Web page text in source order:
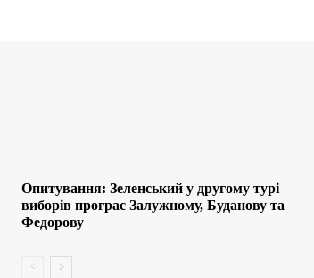
Опитування: Зеленський у другому турі
виборів програє Залужному, Буданову та
Федорову